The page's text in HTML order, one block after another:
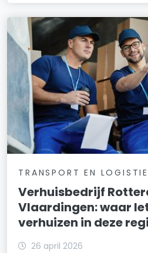
TRANSPORT EN
Verhuisbedrijf
Vlaardingen: waar
verhuizen in deze
26 april 2026